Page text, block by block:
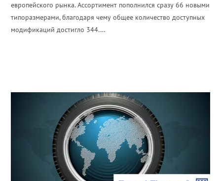
европейского рынка. Ассортимент пополнился сразу 66 новыми
типоразмерами, благодаря чему общее количество доступных
модификаций достигло 344.…